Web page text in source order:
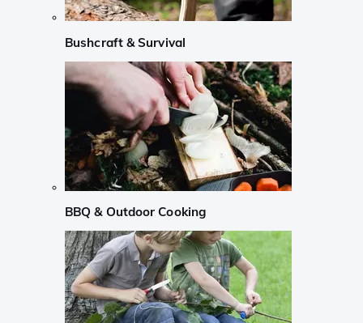
Bushcraft & Survival
BBQ & Outdoor Cooking